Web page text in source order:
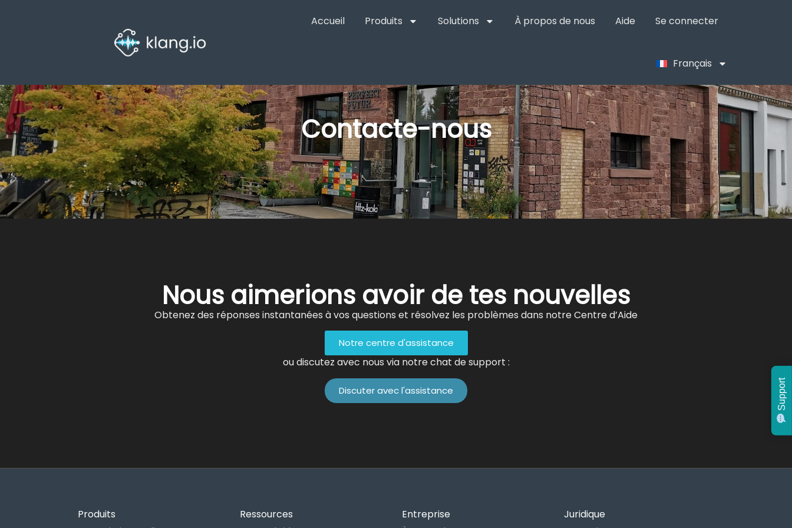
Accueil Produits Solutions À propos de nous Aide Se connecter
Français
Contacte-nous
Nous aimerions avoir de tes nouvelles
Obtenez des réponses instantanées à vos questions et résolvez les problèmes dans notre Centre d’Aide
Notre centre d'assistance
ou discutez avec nous via notre chat de support :
Discuter avec l'assistance
Produits Ressources Entreprise Juridique
Support